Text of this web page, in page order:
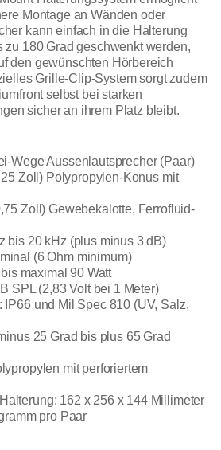
Montage an Wänden oder
kann einfach in die Halterung
zu 180 Grad geschwenkt werden,
den gewünschten Hörbereich
Grille-Clip-System sorgt zudem
selbst bei starken
sicher an ihrem Platz bleibt.
Wege Aussenlautsprecher (Paar)
Zoll) Polypropylen-Konus mit
Zoll) Gewebekalotte, Ferrofluid-
bis 20 kHz (plus minus 3 dB)
(6 Ohm minimum)
maximal 90 Watt
SPL (2,83 Volt bei 1 Meter)
IP66 und Mil Spec 810 (UV, Salz,
25 Grad bis plus 65 Grad
mit perforiertem
162 x 256 x 144 Millimeter
pro Paar